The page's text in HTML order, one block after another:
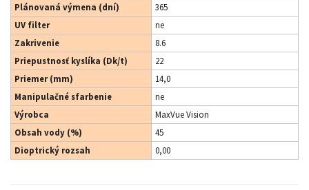
Plánovaná výmena (dní)
365
UV filter
ne
Zakrivenie
8.6
Priepustnosť kyslíka (Dk/t)
22
Priemer (mm)
14,0
Manipulačné sfarbenie
ne
Výrobca
MaxVue Vision
Obsah vody (%)
45
Dioptrický rozsah
0,00